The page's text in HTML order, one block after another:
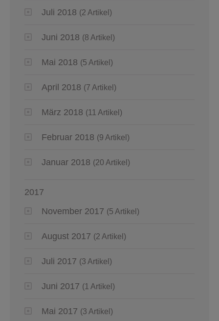
Juli 2018 (2 Artikel)
Juni 2018 (8 Artikel)
Mai 2018 (5 Artikel)
April 2018 (7 Artikel)
März 2018 (11 Artikel)
Februar 2018 (9 Artikel)
Januar 2018 (20 Artikel)
2017
November 2017 (5 Artikel)
August 2017 (2 Artikel)
Juli 2017 (3 Artikel)
Juni 2017 (1 Artikel)
Mai 2017 (3 Artikel)